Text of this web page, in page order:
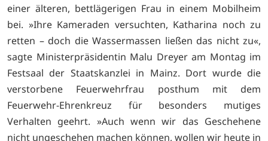
einer älteren, bettlägerigen Frau in einem Mobilheim
bei. »Ihre Kameraden versuchten, Katharina noch zu
retten – doch die Wassermassen ließen das nicht zu«,
sagte Ministerpräsidentin Malu Dreyer am Montag im
Festsaal der Staatskanzlei in Mainz. Dort wurde die
verstorbene Feuerwehrfrau posthum mit dem
Feuerwehr-Ehrenkreuz für besonders mutiges
Verhalten geehrt. »Auch wenn wir das Geschehene
nicht ungeschehen machen können, wollen wir heute in